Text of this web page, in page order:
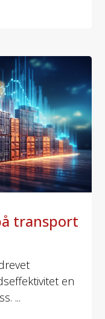
transport
en
...